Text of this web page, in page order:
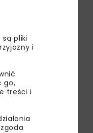
pliki
i
go,
treści i